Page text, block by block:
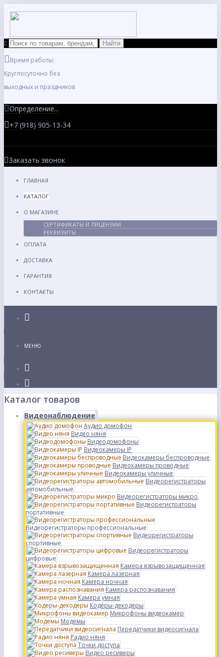
Время работы:
Круглосуточно без
выходных и праздников
Определение...
+7 (918) 905-13-34
Заказать звонок
ГЛАВНАЯ
КАТАЛОГ
О МАГАЗИНЕ
СЕРТИФИКАТЫ И ЛИЦЕНЗИИ
РЕКВИЗИТЫ
ОПЛАТА
ДОСТАВКА
ГАРАНТИЯ
КОНТАКТЫ
МЕНЮ
Каталог товаров
Видеонаблюдение
Аудио домофон
Видео няня
Видеодомофоны
Видеокамеры IP
Видеокамеры беспроводные
Видеокамеры проводные
Видеокамеры уличные
Видеорегистраторы
автомобильные
Видеорегистраторы микро
Видеорегистраторы
портативные
Видеорегистраторы профессиональные
Видеорегистраторы
спортивные
Видеорегистраторы
цифровые
Камера взрывозащищенная
Камера лазерная
Камера ночная
Камера распознавания
Камера умная
Кодеры-декодеры
Микрофоны видеокамер
Модемы
Передатчики видеосигнала
Радио няня
Точки доступа
Видео ресиверы